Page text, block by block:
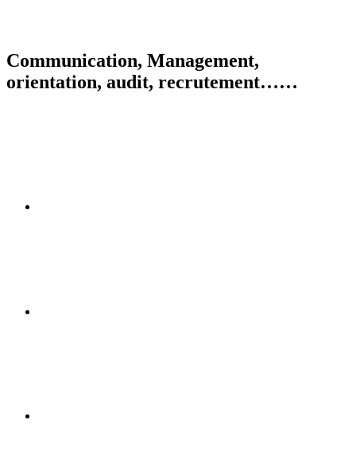
Communication, Management,
orientation, audit, recrutement……